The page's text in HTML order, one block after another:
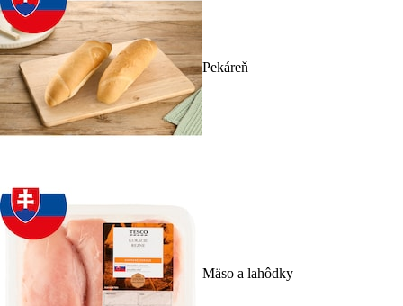
Pekáreň
Mäso a lahôdky